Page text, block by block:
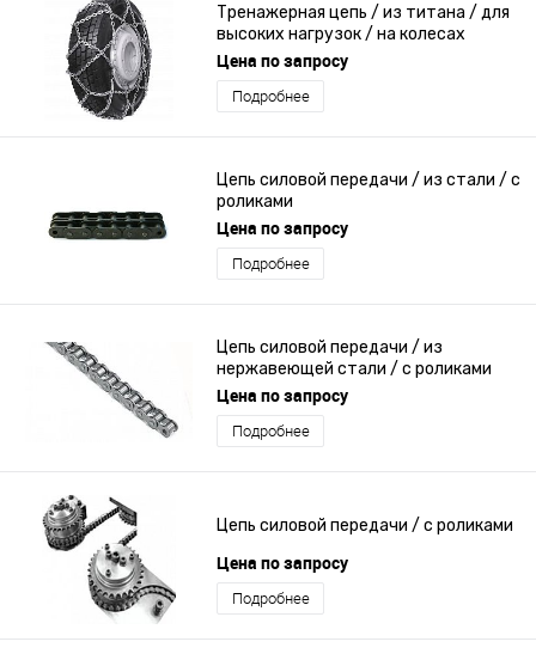
Тренажерная цепь / из титана / для
высоких нагрузок / на колесах
транспортного средства
Цена по запросу
Подробнее
Цепь силовой передачи / из стали / с
роликами
Цена по запросу
Подробнее
Цепь силовой передачи / из
нержавеющей стали / с роликами
Цена по запросу
Подробнее
Цепь силовой передачи / с роликами
Цена по запросу
Подробнее